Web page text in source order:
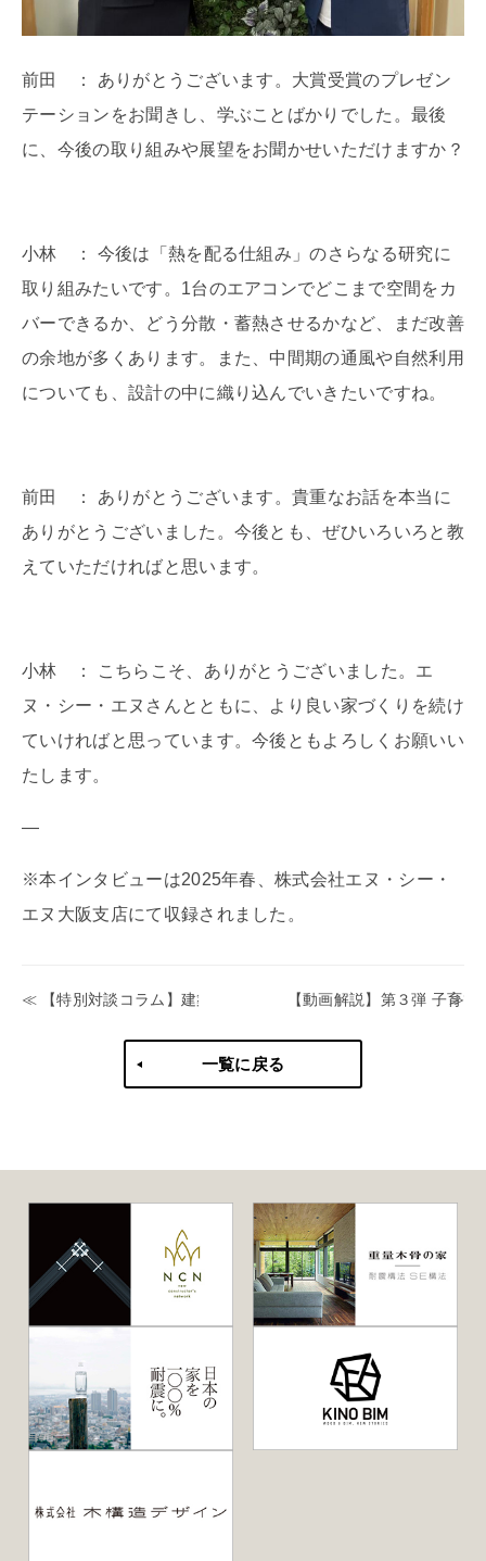
前田 ： ありがとうございます。大賞受賞のプレゼン
テーションをお聞きし、学ぶことばかりでした。最後
に、今後の取り組みや展望をお聞かせいただけますか？
小林 ： 今後は「熱を配る仕組み」のさらなる研究に
取り組みたいです。1台のエアコンでどこまで空間をカ
バーできるか、どう分散・蓄熱させるかなど、まだ改善
の余地が多くあります。また、中間期の通風や自然利用
についても、設計の中に織り込んでいきたいですね。
前田 ： ありがとうございます。貴重なお話を本当に
ありがとうございました。今後とも、ぜひいろいろと教
えていただければと思います。
小林 ： こちらこそ、ありがとうございました。エ
ヌ・シー・エヌさんとともに、より良い家づくりを続け
ていければと思っています。今後ともよろしくお願いい
たします。
—
※本インタビューは2025年春、株式会社エヌ・シー・
エヌ大阪支店にて収録されました。
【特別対談コラム】建築環境設計と経営戦略の交差点 ～タイ
【動画解説】第３弾 子育
一覧に戻る